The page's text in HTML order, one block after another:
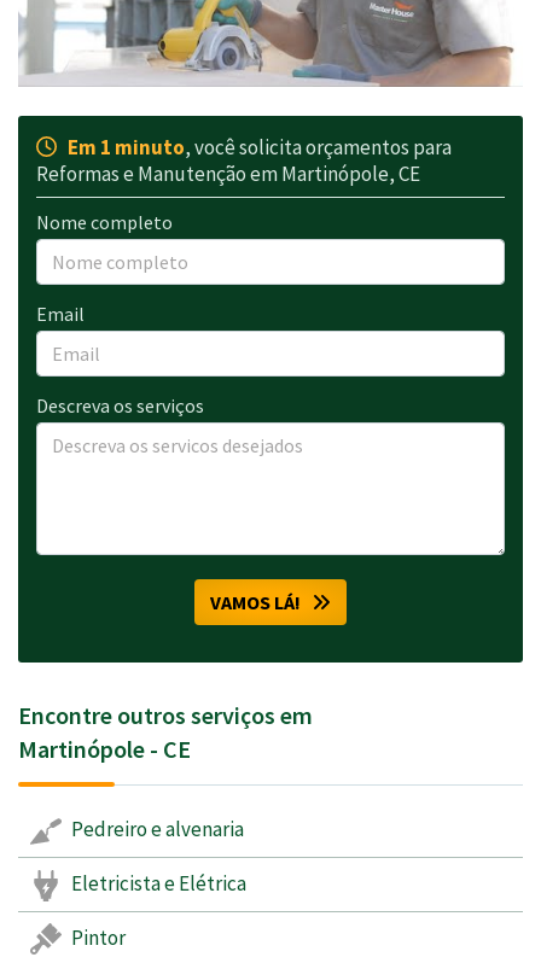
Em 1 minuto, você solicita orçamentos para
Reformas e Manutenção em Martinópole, CE
Nome completo
Email
Descreva os serviços
VAMOS LÁ!
Encontre outros serviços em
Martinópole - CE
Pedreiro e alvenaria
Eletricista e Elétrica
Pintor